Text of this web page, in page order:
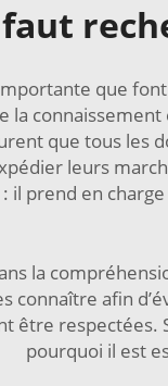
faut
que
la
que tous
leurs
il prend en
la
connaître afin
être respectées.
pourquoi il est